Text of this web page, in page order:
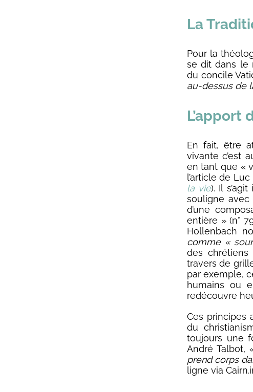
La
Pour la
se dit dans le
du concile
au-dessus de
L’apport
En fait, être
vivante c’est
en tant que «
l’article de
la vie). Il
souligne avec
d’une
entière » (n°
Hollenbach
comme «
des
travers de
par exemple,
humains ou
redécouvre
Ces principes
du
toujours une
André Talbot,
prend corps
ligne via